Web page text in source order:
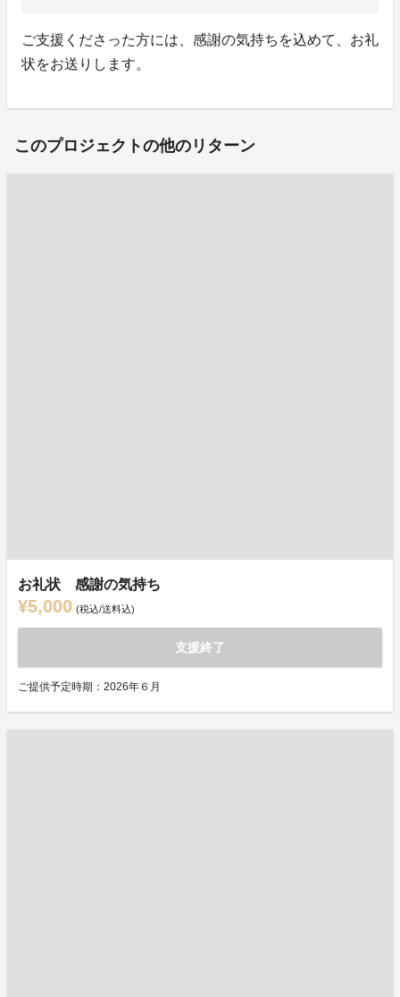
ご支援くださった方には、感謝の気持ちを込めて、お礼
状をお送りします。
このプロジェクトの他のリターン
お礼状 感謝の気持ち
¥5,000 (税込/送料込)
支援終了
ご提供予定時期：2026年６月